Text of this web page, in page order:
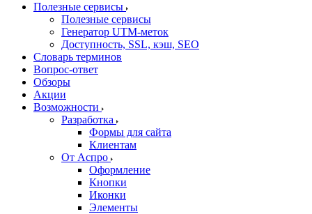
Полезные сервисы
Полезные сервисы
Генератор UTM‑меток
Доступность, SSL, кэш, SEO
Словарь терминов
Вопрос-ответ
Обзоры
Акции
Возможности
Разработка
Формы для сайта
Клиентам
От Аспро
Оформление
Кнопки
Иконки
Элементы